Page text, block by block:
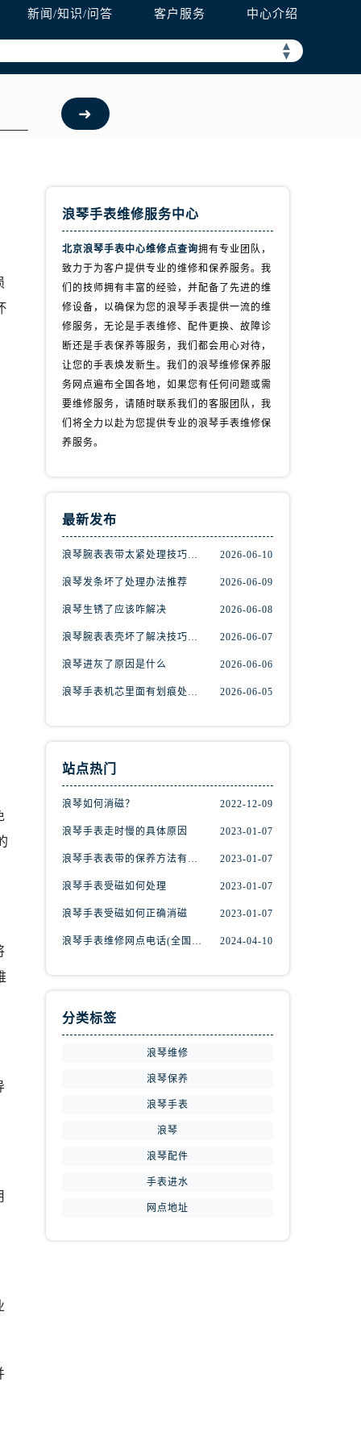
新闻/知识/问答 客户服务 中心介绍
▲
▼
浪琴手表维修服务中心
北京浪琴手表中心维修点查询拥有专业团队，
致力于为客户提供专业的维修和保养服务。我
们的技师拥有丰富的经验，并配备了先进的维
修设备，以确保为您的浪琴手表提供一流的维
修服务，无论是手表维修、配件更换、故障诊
断还是手表保养等服务，我们都会用心对待，
让您的手表焕发新生。我们的浪琴维修保养服
务网点遍布全国各地，如果您有任何问题或需
要维修服务，请随时联系我们的客服团队，我
们将全力以赴为您提供专业的浪琴手表维修保
养服务。
最新发布
浪琴腕表表带太紧处理技巧汇总 2026-06-10
浪琴发条坏了处理办法推荐 2026-06-09
浪琴生锈了应该咋解决 2026-06-08
浪琴腕表表壳坏了解决技巧大全 2026-06-07
浪琴进灰了原因是什么 2026-06-06
浪琴手表机芯里面有划痕处理办法推荐 2026-06-05
站点热门
浪琴如何消磁？ 2022-12-09
浪琴手表走时慢的具体原因 2023-01-07
浪琴手表表带的保养方法有哪些？ 2023-01-07
浪琴手表受磁如何处理 2023-01-07
浪琴手表受磁如何正确消磁 2023-01-07
浪琴手表维修网点电话(全国维修服务中心查询) 2024-04-10
分类标签
浪琴维修
浪琴保养
浪琴手表
浪琴
浪琴配件
手表进水
网点地址